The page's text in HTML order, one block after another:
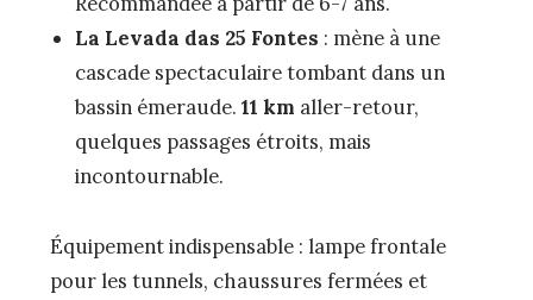
La Levada das 25 Fontes : mène à une
cascade spectaculaire tombant dans un
bassin émeraude. 11 km aller-retour,
quelques passages étroits, mais
incontournable.
Équipement indispensable : lampe frontale
pour les tunnels, chaussures fermées et